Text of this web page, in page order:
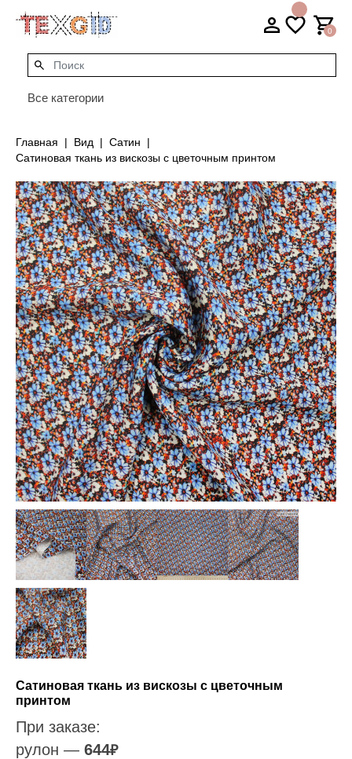
0
Все категории
Главная Вид
Сатин
Сатиновая ткань из вискозы с цветочным принтом
Сатиновая ткань из вискозы с цветочным
принтом
При заказе:
рулон — 644₽